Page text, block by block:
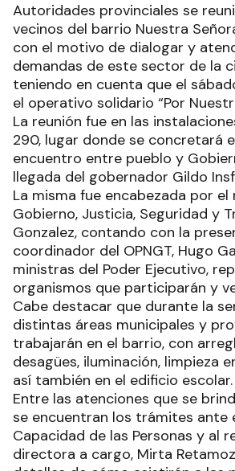
Autoridades provinciales se
vecinos del barrio Nuestra
con el motivo de dialogar y
demandas de este sector de la
teniendo en cuenta que el
el operativo solidario “Por
La reunión fue en las
290, lugar donde se concretará
encuentro entre pueblo y
llegada del gobernador Gildo
La misma fue encabezada por
Gobierno, Justicia, Seguridad y
Gonzalez, contando con la
coordinador del OPNGT, Hugo
ministras del Poder Ejecutivo,
organismos que participarán y
Cabe destacar que durante la
distintas áreas municipales y
trabajarán en el barrio, con
desagües, iluminación, limpieza
así también en el edificio escolar.
Entre las atenciones que se
se encuentran los trámites ante
Capacidad de las Personas y al
directora a cargo, Mirta